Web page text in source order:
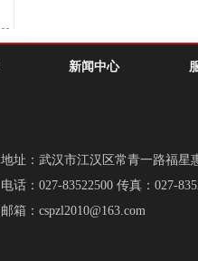
新闻中心
地址：武汉市江汉区常青一路福星
电话：027-83522500 传真：027-
邮箱：cspzl2010@163.com